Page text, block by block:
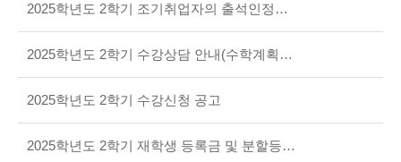
2025학년도 2학기 조기취업자의 출석인정에 관한 사항 안내
2025학년도 2학기 수강상담 안내(수학계획서 작성 후 책임지도교수 온라인 상담 실시)
2025학년도 2학기 수강신청 공고
2025학년도 2학기 재학생 등록금 및 분할등록 신청 안내